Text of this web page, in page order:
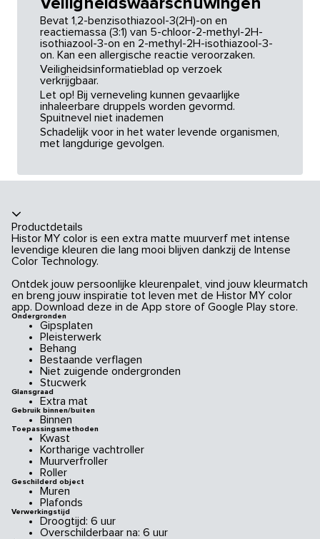
Bevat 1,2-benzisothiazool-3(2H)-on en
reactiemassa (3:1) van 5-chloor-2-methyl-2H-
isothiazool-3-on en 2-methyl-2H-isothiazool-3-
on. Kan een allergische reactie veroorzaken.
Veiligheidsinformatieblad op verzoek
verkrijgbaar.
Let op! Bij verneveling kunnen gevaarlijke
inhaleerbare druppels worden gevormd.
Spuitnevel niet inademen
Schadelijk voor in het water levende organismen,
met langdurige gevolgen.
Productdetails
Histor MY color is een extra matte muurverf met intense
levendige kleuren die lang mooi blijven dankzij de Intense
Color Technology.
Ontdek jouw persoonlijke kleurenpalet, vind jouw kleurmatch
en breng jouw inspiratie tot leven met de Histor MY color
app. Download deze in de App store of Google Play store.
Ondergronden
Gipsplaten
Pleisterwerk
Behang
Bestaande verflagen
Niet zuigende ondergronden
Stucwerk
Glansgraad
Extra mat
Gebruik binnen/buiten
Binnen
Toepassingsmethoden
Kwast
Kortharige vachtroller
Muurverfroller
Roller
Geschilderd object
Muren
Plafonds
Verwerkingstijd
Droogtijd: 6 uur
Overschilderbaar na: 6 uur